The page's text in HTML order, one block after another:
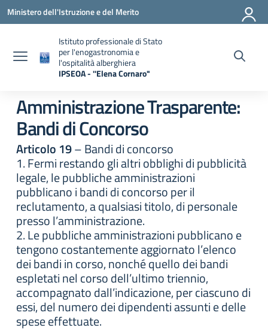
Vai ai contenuti
Vai al menu di navigazione
Vai al footer
Ministero dell'Istruzione e del Merito
Istituto professionale di Stato
per l'enogastronomia e
l'ospitalità alberghiera
IPSEOA - ''Elena Cornaro"
Amministrazione Trasparente:
Bandi di Concorso
Articolo 19– Bandi di concorso
1. Fermi restando gli altri obblighi di pubblicità
legale, le pubbliche amministrazioni
pubblicano i bandi di concorso per il
reclutamento, a qualsiasi titolo, di personale
presso l’amministrazione.
2. Le pubbliche amministrazioni pubblicano e
tengono costantemente aggiornato l’elenco
dei bandi in corso, nonché quello dei bandi
espletati nel corso dell’ultimo triennio,
accompagnato dall’indicazione, per ciascuno di
essi, del numero dei dipendenti assunti e delle
spese effettuate.